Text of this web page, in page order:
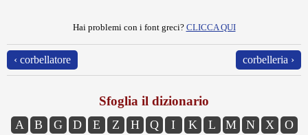
Hai problemi con i font greci? CLICCA QUI
‹ corbellatore corbelleria ›
Sfoglia il dizionario
A B G D E Z H Q I K L M N X
O